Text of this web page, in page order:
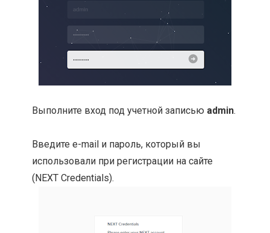
Выполните вход под учетной записью admin.
Введите e-mail и пароль, который вы
использовали при регистрации на сайте
(NEXT Credentials).